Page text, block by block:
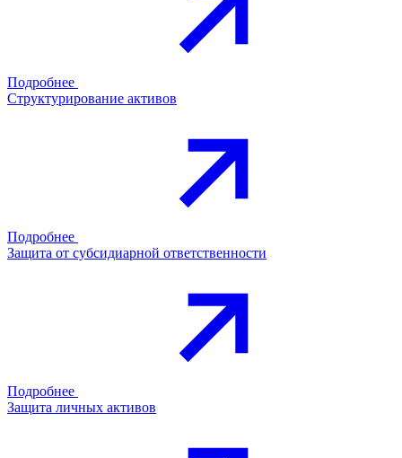
Подробнее
Структурирование активов
Подробнее
Защита от субсидиарной ответственности
Подробнее
Защита личных активов